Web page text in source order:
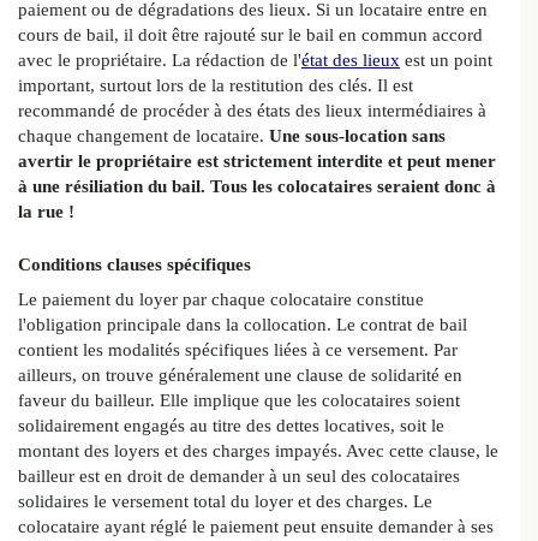
paiement ou de dégradations des lieux. Si un locataire entre en
cours de bail, il doit être rajouté sur le bail en commun accord
avec le propriétaire. La rédaction de l'état des lieux est un point
important, surtout lors de la restitution des clés. Il est
recommandé de procéder à des états des lieux intermédiaires à
chaque changement de locataire. Une sous-location sans
avertir le propriétaire est strictement interdite et peut mener
à une résiliation du bail. Tous les colocataires seraient donc à
la rue !
Conditions clauses spécifiques
Le paiement du loyer par chaque colocataire constitue
l'obligation principale dans la collocation. Le contrat de bail
contient les modalités spécifiques liées à ce versement. Par
ailleurs, on trouve généralement une clause de solidarité en
faveur du bailleur. Elle implique que les colocataires soient
solidairement engagés au titre des dettes locatives, soit le
montant des loyers et des charges impayés. Avec cette clause, le
bailleur est en droit de demander à un seul des colocataires
solidaires le versement total du loyer et des charges. Le
colocataire ayant réglé le paiement peut ensuite demander à ses